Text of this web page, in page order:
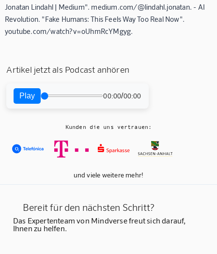
Jonatan Lindahl | Medium". medium.com/@lindahl.jonatan. - AI
Revolution. "Fake Humans: This Feels Way Too Real Now".
youtube.com/watch?v=oUhmRcYMgyg.
Artikel jetzt als Podcast anhören
Play 00:00/00:00
Kunden die uns vertrauen:
und viele weitere mehr!
Bereit für den nächsten Schritt?
Das Expertenteam von Mindverse freut sich darauf,
Ihnen zu helfen.